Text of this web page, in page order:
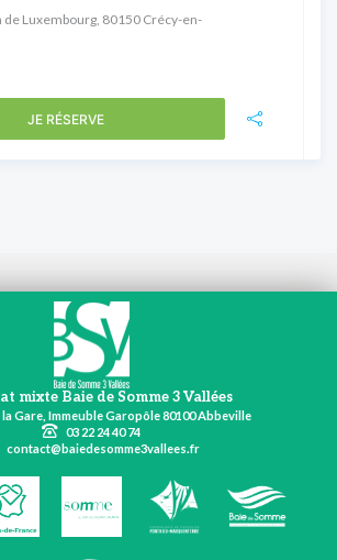
de Luxembourg, 80150 Crécy-en-
JE RÉSERVE
mixte Baie de Somme 3 Vallées
la Gare, Immeuble Garopôle 80100 Abbeville
03 22 24 40 74
contact@baiedesomme3vallees.fr